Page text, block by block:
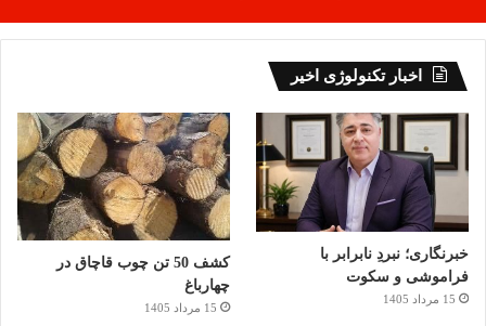
اخبار تکنولوژی اخیر
خبرنگاری؛ نبردِ نابرابر با
فراموشی و سکوت
15 مرداد 1405
کشف 50 تن چوب قاچاق در
چهارباغ
15 مرداد 1405